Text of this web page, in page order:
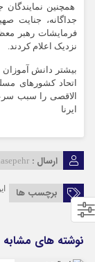
همچنین
جداگانه، جنایت
فرمایشات رهبر
نزدیک اعلام کردند.
بیشتر دانش آموزان
اتحاد کشورهای
الاقصی را سبب
ایرنا
ارسال :
برچسب ها
نوشته های مشابه